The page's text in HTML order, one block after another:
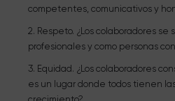
competentes, comunicativos y
Respeto. ¿Los colaboradores
profesionales y como personas
Equidad. ¿Los colaboradores
es un lugar donde todos tienen